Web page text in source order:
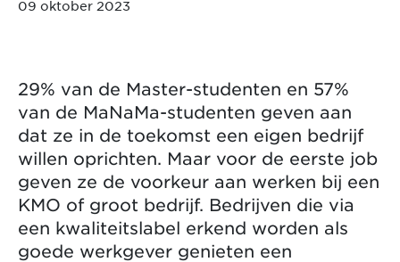
09 oktober 2023
29% van de Master-studenten en 57%
van de MaNaMa-studenten geven aan
dat ze in de toekomst een eigen bedrijf
willen oprichten. Maar voor de eerste job
geven ze de voorkeur aan werken bij een
KMO of groot bedrijf. Bedrijven die via
een kwaliteitslabel erkend worden als
goede werkgever genieten een